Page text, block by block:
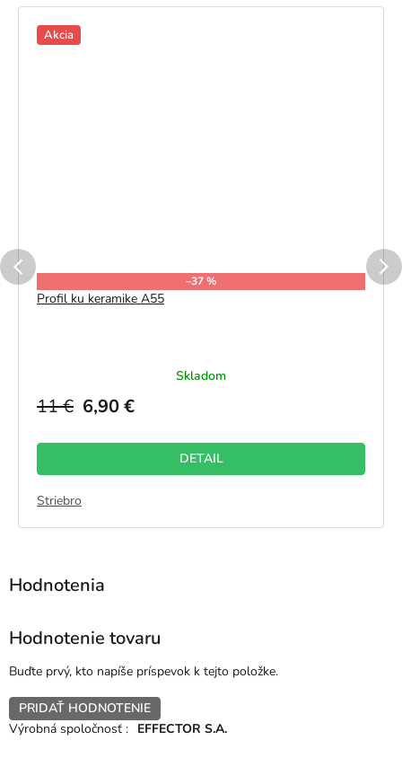
Akcia
–37 %
Profil ku keramike A55
Skladom
6,90 €
11 €
DETAIL
Striebro
Hodnotenie tovaru
Buďte prvý, kto napíše príspevok k tejto položke.
PRIDAŤ HODNOTENIE
Výrobná spoločnosť : EFFECTOR S.A.